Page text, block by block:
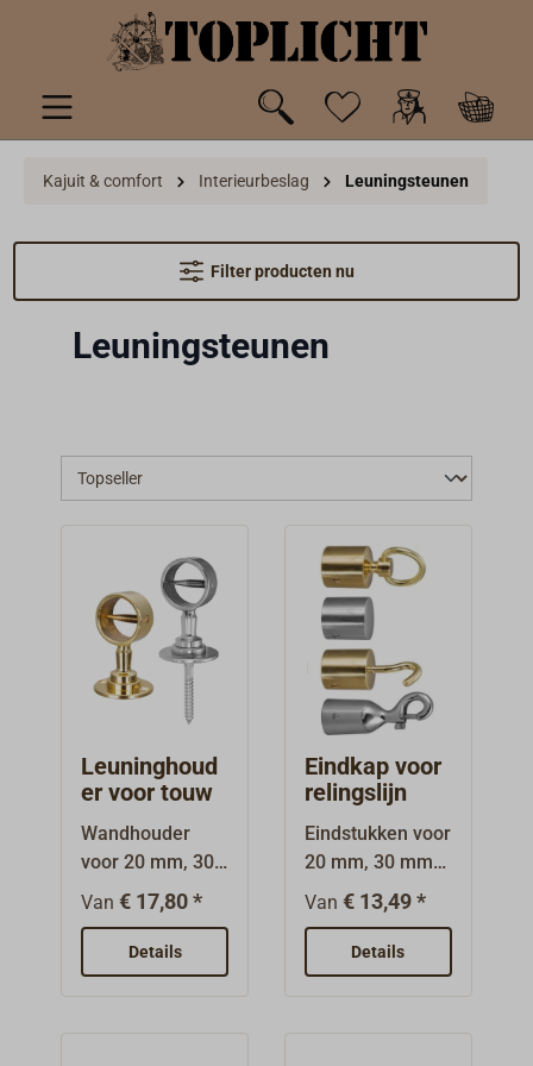
hoofdinhoud
Kajuit & comfort Interieurbeslag Leuningsteunen
Filter producten nu
Leuningsteunen
Leuninghoud
er voor touw
Wandhouder
voor 20 mm, 30
mm of 40 mm
leuningtouw.Gep
olijst messing of
verchroomd.Alle
Van€ 17,80 *
Details
Eindkap voor
relingslijn
Eindstukken voor
20 mm, 30 mm
of 40 mm dik
leuningtouw.Gep
messing.Alle
Van € 13,49 *
Details